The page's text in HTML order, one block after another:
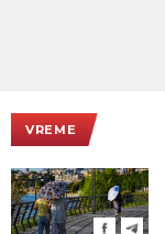
VREME